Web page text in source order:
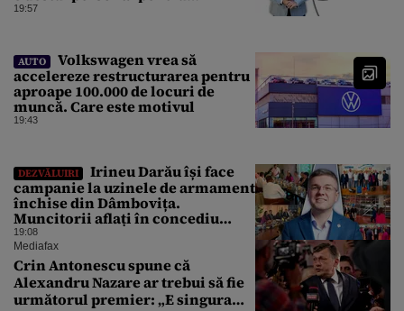
combaterea infecţiilor
19:57
AUTO
Volkswagen vrea să
accelereze restructurarea pentru
aproape 100.000 de locuri de
muncă. Care este motivul
19:43
DEZVĂLUIRI
Irineu Darău își face
campanie la uzinele de armament
închise din Dâmbovița.
Muncitorii aflați în concediu
forțat din cauza lipsei comenzilor
au fost chemați de acasă pentru a
da mâna cu Ministrul Economiei
19:08
Mediafax
Crin Antonescu spune că
Alexandru Nazare ar trebui să fie
următorul premier: „E singura